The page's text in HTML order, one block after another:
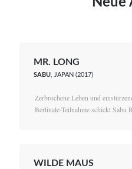
MR. LONG
SABU, JAPAN (2017)
Zerbrochene Leben und
Berlinale-Teilnahme schickt Sabu
WILDE MAUS